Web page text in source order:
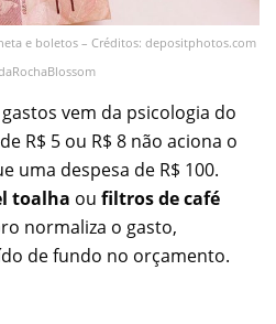
e boletos – Créditos: depositphotos.com
vem da psicologia do
R$ 5 ou R$ 8 não aciona o
uma despesa de R$ 100.
toalha ou filtros de café
normaliza o gasto,
de fundo no orçamento.